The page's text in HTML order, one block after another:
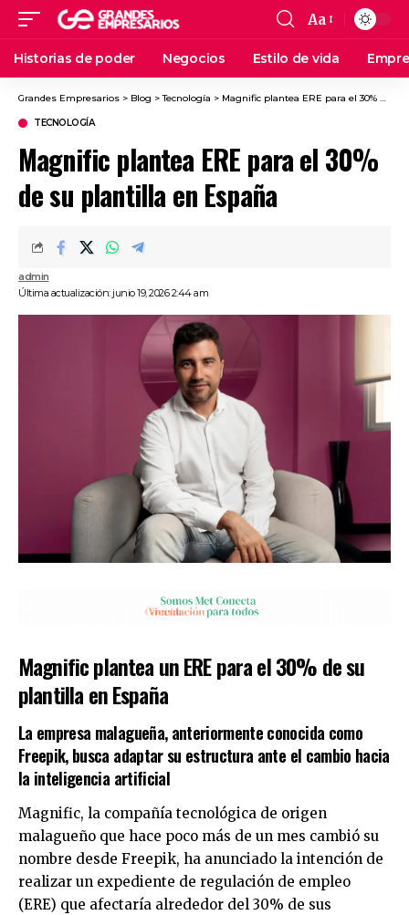
Aa
Historias de poder Negocios Estilo de vida
Grandes Empresarios > Blog >Tecnología > Magnific plantea ERE para el 30% de su plantilla en España
TECNOLOGÍA
Magnific plantea ERE para el 30%
de su plantilla en España
Última actualización: junio 19, 2026 2:44 am
admin
Magnific plantea un ERE para el 30% de su
plantilla en España
La empresa malagueña, anteriormente conocida como
Freepik, busca adaptar su estructura ante el cambio hacia
la inteligencia artificial
Magnific, la compañía tecnológica de origen
malagueño que hace poco más de un mes cambió su
nombre desde Freepik, ha anunciado la intención de
realizar un expediente de regulación de empleo
(ERE) que afectaría alrededor del 30% de sus